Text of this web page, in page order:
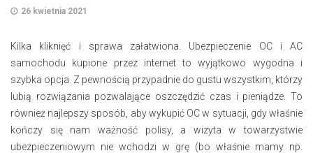
26 kwietnia 2021
Kilka kliknięć i sprawa załatwiona. Ubezpieczenie OC i AC
samochodu kupione przez internet to wyjątkowo wygodna i
szybka opcja. Z pewnością przypadnie do gustu wszystkim, którzy
lubią rozwiązania pozwalające oszczędzić czas i pieniądze. To
również najlepszy sposób, aby wykupić OC w sytuacji, gdy właśnie
kończy się nam ważność polisy, a wizyta w towarzystwie
ubezpieczeniowym nie wchodzi w grę (bo właśnie mamy np.